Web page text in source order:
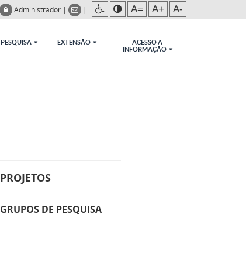
Administrador | | A= A+ A-
PESQUISA EXTENSÃO
ACESSO À
INFORMAÇÃO
PROJETOS
GRUPOS DE PESQUISA